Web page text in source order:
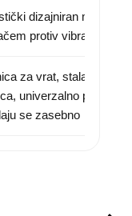
dizajniran motor sa
protiv vibracija
za vrat, stalak za
univerzalno postolje
se zasebno